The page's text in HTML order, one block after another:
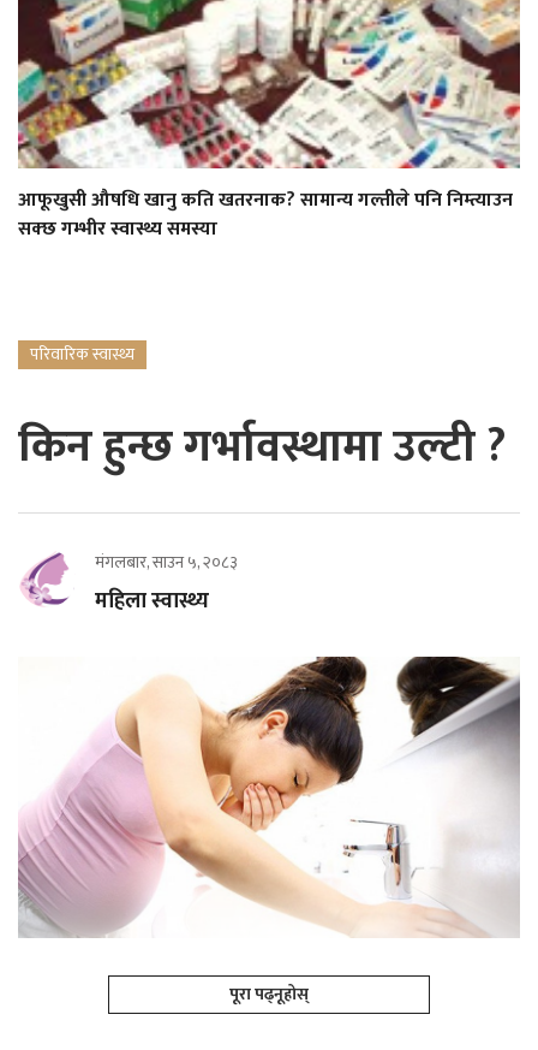
आफूखुसी औषधि खानु कति खतरनाक? सामान्य गल्तीले पनि निम्त्याउन
सक्छ गम्भीर स्वास्थ्य समस्या
परिवारिक स्वास्थ्य
किन हुन्छ गर्भावस्थामा उल्टी ?
मंगलबार, साउन ५, २०८३
महिला स्वास्थ्य
पूरा पढ्नूहोस्